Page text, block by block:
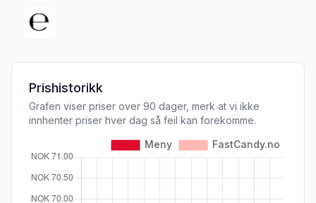
Prishistorikk
Grafen viser priser over 90 dager, merk at vi ikke
innhenter priser hver dag så feil kan forekomme.